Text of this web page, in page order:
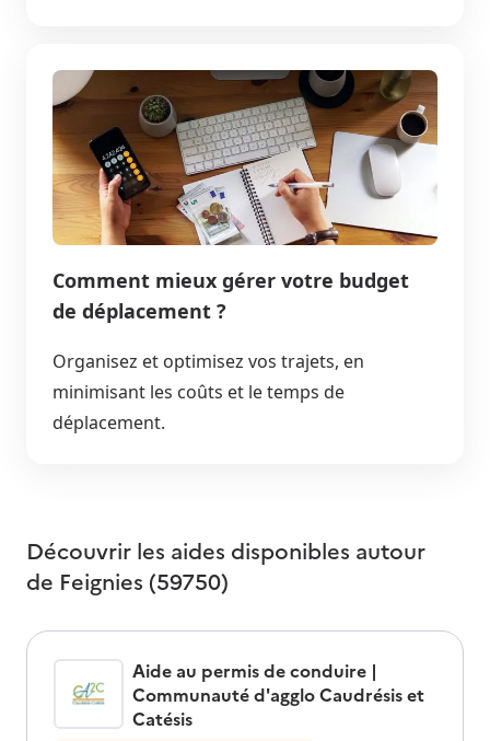
Comment mieux gérer votre budget
de déplacement ?
Organisez et optimisez vos trajets, en
minimisant les coûts et le temps de
déplacement.
Découvrir les aides disponibles autour
de Feignies (59750)
Aide au permis de conduire |
Communauté d'agglo Caudrésis et
Catésis